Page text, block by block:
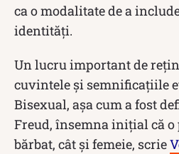
ca o modalitate de a
identități.
Un lucru important de
cuvintele și semnificațiile
Bisexual, așa cum a fost
Freud, însemna inițial că o
bărbat, cât și femeie, scrie